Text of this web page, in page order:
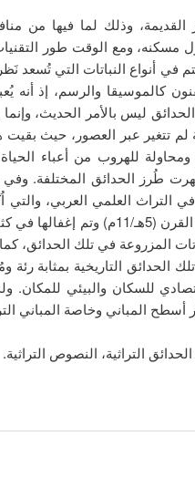
وذلك لما فيها من
مسكنه، ومع الوقت طور
في أنواع النباتات التي تُسعد
كالموسيقا والرسم، إذ أنه
ليس بالأمر الحديث،
لم تتغير عبر العصور، حيث
للهروب من أعباء
طُرز الحدائق المختلفة.
التراث العلمي العربي،
تراثية، حيثُ ذكرت تلك الحدائق في القرن
المزروعة في تلك الحدائق،
الحدائق التاريخية بمثابة
للسكان والبيئي
المباني وخاصة المباني
التراثية، النصوص التراثية.